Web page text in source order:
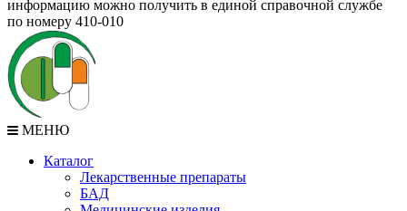
информацию можно получить в единой справочной службе
по номеру 410-010
МЕНЮ
Каталог
Лекарственные препараты
БАД